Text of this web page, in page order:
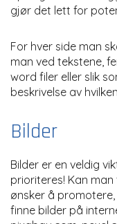
gjør det lett for
For hver side man
man ved tekstene,
word filer eller slik
beskrivelse av
Bilder
Bilder er en veldig
prioriteres! Kan
ønsker å
finne bilder på